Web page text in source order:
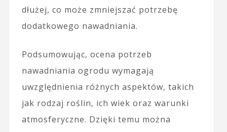
dłużej, co może zmniejszać potrzebę
dodatkowego nawadniania.
Podsumowując, ocena potrzeb
nawadniania ogrodu wymagają
uwzględnienia różnych aspektów, takich
jak rodzaj roślin, ich wiek oraz warunki
atmosferyczne. Dzięki temu można